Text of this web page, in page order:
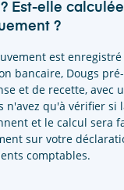
Est-elle calculée
?
est enregistré
bancaire, Dougs
et de recette, avec
n'avez qu'à vérifier si
et le calcul sera
sur votre
comptables.